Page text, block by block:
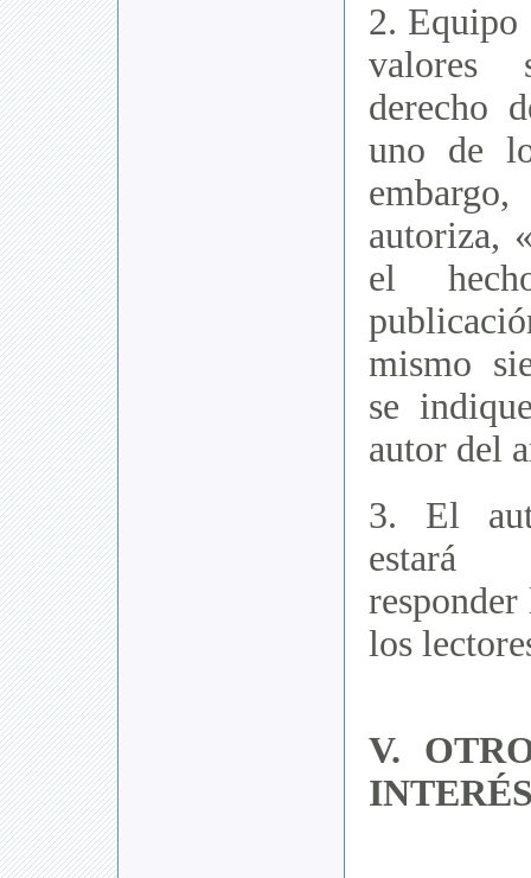
2. Equipo
valores
derecho
uno de
autoriza,
el
mismo
se
autor del
3. El
estará
responder
los
V.